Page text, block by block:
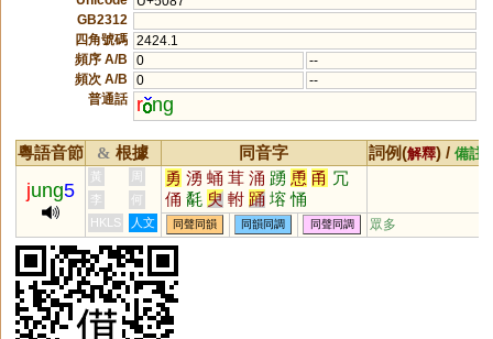
GB2312
四角號碼 2424.1
頻序 A/B
0
--
頻次 A/B
0
--
普通話
r ng
粵語音節 & 根據 同音字 詞例(解釋) / 備註
jung5
黃 周 勇 湧 蛹 茸 涌 踴 恿 甬 冗
俑 氄 臾 軵 踊 塎 悀
李
何
HKLS
人文 同聲同韻 同韻同調 同聲同調 眾多